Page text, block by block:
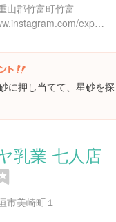
山郡竹富町竹富
https://www.instagram.com/explore/locations/239188134
に押し当てて、星砂を
乳業 七人店
市美崎町１